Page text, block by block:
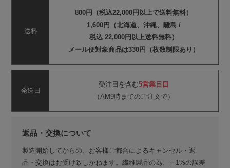
送料
800円（税込22,000円以上で送料無料）
1,600円（北海道、沖縄、離島 /
税込 22,000円以上送料無料）
メール便対象商品は330円（枚数制限あり）
発送日
受注日を含む5営業日目
（AM9時までのご注文で）
返品・交換について
製造開始してからの、お客様ご都合によるキャンセル・返
品・交換はお受け致しかねます。繊維製品の為、＋1%の誤差